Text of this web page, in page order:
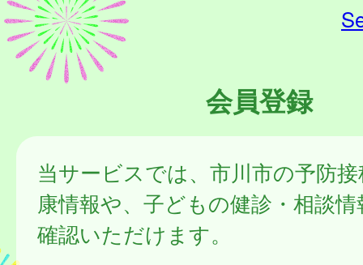
会員登録
当サービスでは、市川市の予防
康情報や、子どもの健診・相談
確認いただけます。